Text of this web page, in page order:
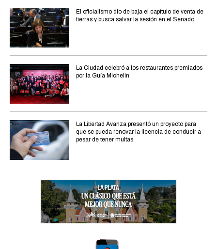
El oficialismo dio de baja el capítulo de venta de
tierras y busca salvar la sesión en el Senado
La Ciudad celebró a los restaurantes premiados
por la Guía Michelin
La Libertad Avanza presentó un proyecto para
que se pueda renovar la licencia de conducir a
pesar de tener multas